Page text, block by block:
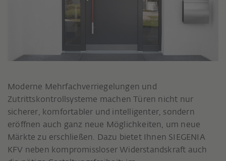
Moderne Mehrfachverriegelungen und
Zutrittskontrollsysteme machen Türen nicht nur
sicherer, komfortabler und intelligenter, sondern
eröffnen auch ganz neue Möglichkeiten, um neue
Märkte zu erschließen. Dazu bietet Ihnen SIEGENIA
KFV neben kompromissloser Widerstandskraft auch